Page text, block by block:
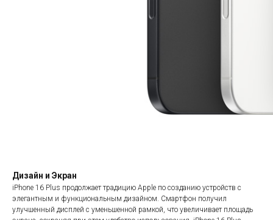
Дизайн и Экран
iPhone 16 Plus продолжает традицию Apple по созданию устройств с
элегантным и функциональным дизайном. Смартфон получил
улучшенный дисплей с уменьшенной рамкой, что увеличивает площадь